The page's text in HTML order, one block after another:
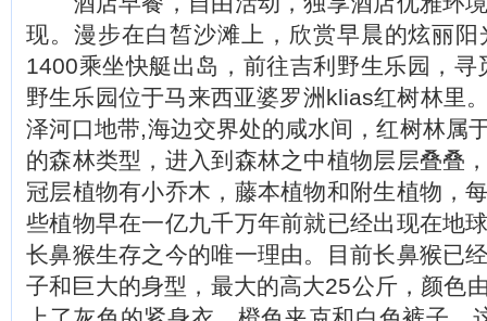
现。漫步在白皙沙滩上，欣赏早晨的炫丽
1400乘坐快艇出岛，前往吉利野生乐园
野生乐园位于马来西亚婆罗洲klias红树林里
泽河口地带,海边交界处的咸水间，红树林属
的森林类型，进入到森林之中植物层层叠叠
冠层植物有小乔木，藤本植物和附生植物，
些植物早在一亿九千万年前就已经出现在地
长鼻猴生存之今的唯一理由。目前长鼻猴已
子和巨大的身型，最大的高大25公斤，颜色